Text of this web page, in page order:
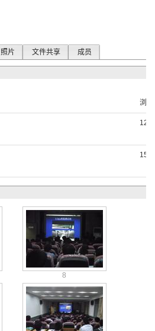
照片 文件共享 成员
浏览
8